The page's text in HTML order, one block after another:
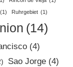
(1) Ruhrgebiet (1)
(14)
(4)
Sao Jorge (4)